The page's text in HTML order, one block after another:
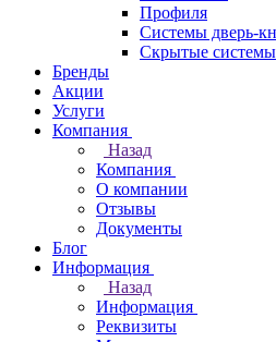
Профиля
Системы дверь-
Скрытые системы
Бренды
Акции
Услуги
Компания
Назад
Компания
О компании
Отзывы
Документы
Блог
Информация
Назад
Информация
Реквизиты